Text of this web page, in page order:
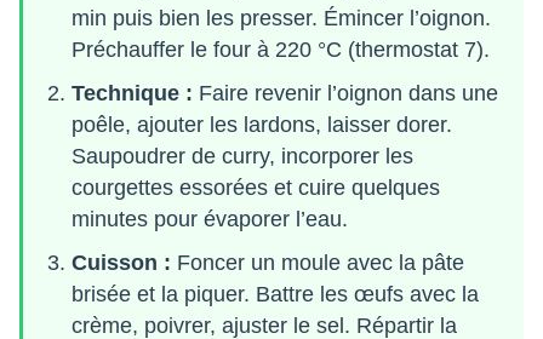
min puis bien les presser. Émincer l’oignon.
Préchauffer le four à 220 °C (thermostat 7).
Technique : Faire revenir l’oignon dans une
poêle, ajouter les lardons, laisser dorer.
Saupoudrer de curry, incorporer les
courgettes essorées et cuire quelques
minutes pour évaporer l’eau.
Cuisson : Foncer un moule avec la pâte
brisée et la piquer. Battre les œufs avec la
crème, poivrer, ajuster le sel. Répartir la